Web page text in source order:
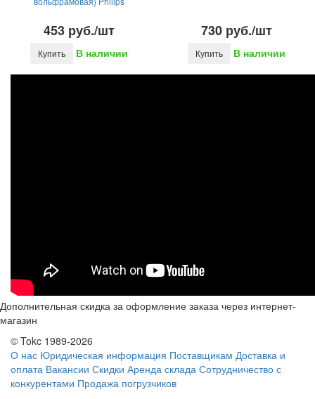
453 руб./шт
Купить В наличии
730 руб./шт
Купить В наличии
Дополнительная скидка за оформление заказа через интернет-
магазин
© Tokc 1989-2026
О нас Юридическая информация Поставщикам Доставка и
оплата Вакансии Скидки Аренда склада Сотрудничество с
конкурентами Продажа погрузчиков